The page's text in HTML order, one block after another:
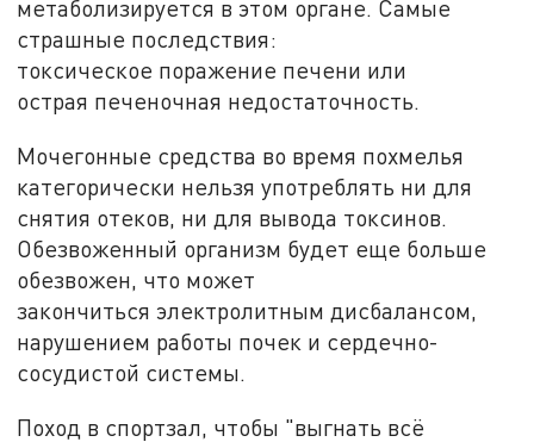
метаболизируется в этом органе. Самые
страшные последствия:
токсическое поражение печени или
острая печеночная недостаточность.
Мочегонные средства во время похмелья
категорически нельзя употреблять ни для
снятия отеков, ни для вывода токсинов.
Обезвоженный организм будет еще больше
обезвожен, что может
закончиться электролитным дисбалансом,
нарушением работы почек и сердечно-
сосудистой системы.
Поход в спортзал, чтобы "выгнать всё